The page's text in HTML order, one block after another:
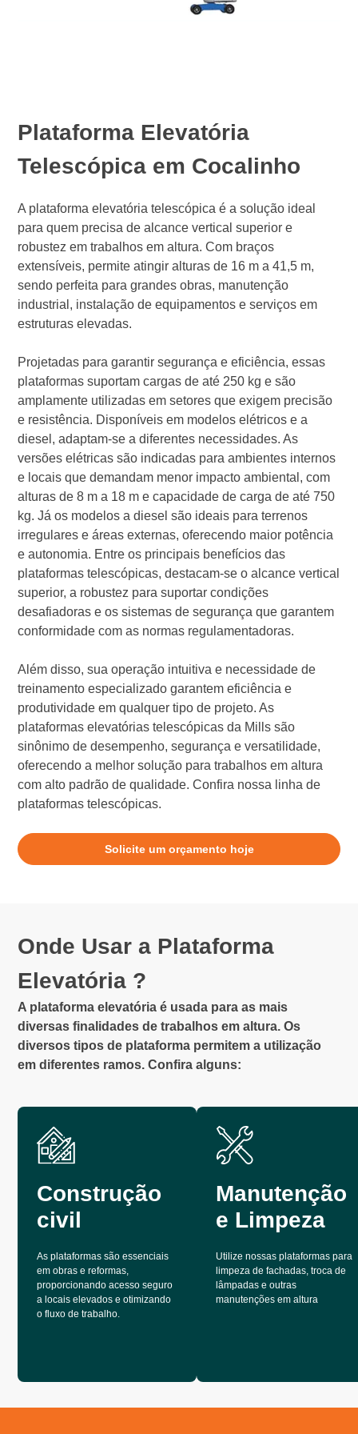
Plataforma Elevatória
Telescópica em Cocalinho
A plataforma elevatória telescópica é a solução ideal
para quem precisa de alcance vertical superior e
robustez em trabalhos em altura. Com braços
extensíveis, permite atingir alturas de 16 m a 41,5 m,
sendo perfeita para grandes obras, manutenção
industrial, instalação de equipamentos e serviços em
estruturas elevadas.
Projetadas para garantir segurança e eficiência, essas
plataformas suportam cargas de até 250 kg e são
amplamente utilizadas em setores que exigem precisão
e resistência. Disponíveis em modelos elétricos e a
diesel, adaptam-se a diferentes necessidades. As
versões elétricas são indicadas para ambientes internos
e locais que demandam menor impacto ambiental, com
alturas de 8 m a 18 m e capacidade de carga de até 750
kg. Já os modelos a diesel são ideais para terrenos
irregulares e áreas externas, oferecendo maior potência
e autonomia. Entre os principais benefícios das
plataformas telescópicas, destacam-se o alcance vertical
superior, a robustez para suportar condições
desafiadoras e os sistemas de segurança que garantem
conformidade com as normas regulamentadoras.
Além disso, sua operação intuitiva e necessidade de
treinamento especializado garantem eficiência e
produtividade em qualquer tipo de projeto. As
plataformas elevatórias telescópicas da Mills são
sinônimo de desempenho, segurança e versatilidade,
oferecendo a melhor solução para trabalhos em altura
com alto padrão de qualidade. Confira nossa linha de
plataformas telescópicas.
Solicite um orçamento hoje
Onde Usar a Plataforma
Elevatória ?
A plataforma elevatória é usada para as mais
diversas finalidades de trabalhos em altura. Os
diversos tipos de plataforma permitem a utilização
em diferentes ramos. Confira alguns:
Construção
civil
As plataformas são essenciais
em obras e reformas,
proporcionando acesso seguro
a locais elevados e otimizando
o fluxo de trabalho.
Manutenção
e Limpeza
Utilize nossas plataformas para
limpeza de fachadas, troca de
lâmpadas e outras
manutenções em altura